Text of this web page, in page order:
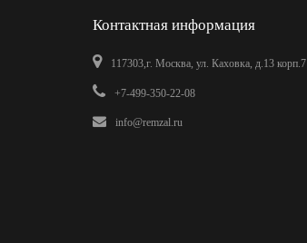
Контактная информация
117303,г. Москва, ул. Каховка, д.13 корп.7
+7-499-350-22-08
info@remzal.ru